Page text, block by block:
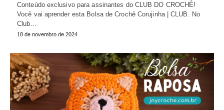
Conteúdo exclusivo para assinantes do CLUB DO CROCHÊ!
Você vai aprender esta Bolsa de Crochê Corujinha | CLUB. No
Club…
18 de novembro de 2024